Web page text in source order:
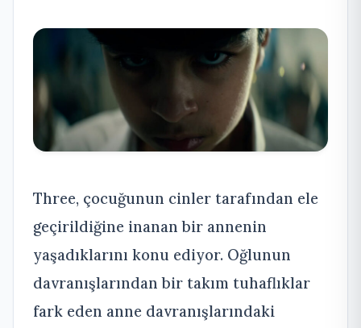
Three, çocuğunun cinler tarafından ele
geçirildiğine inanan bir annenin
yaşadıklarını konu ediyor. Oğlunun
davranışlarından bir takım tuhaflıklar
fark eden anne davranışlarındaki